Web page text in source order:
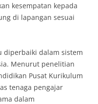
kesempatan kepada
di lapangan sesuai
diperbaiki dalam sistem
Menurut penelitian
Pusat Kurikulum
tenaga pengajar
dalam